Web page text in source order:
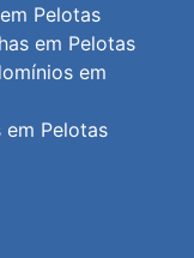
Pelotas
em Pelotas
em
Pelotas